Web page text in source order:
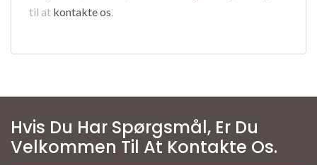
til at kontakte os.
Hvis Du Har Spørgsmål, Er Du
Velkommen Til At Kontakte Os.